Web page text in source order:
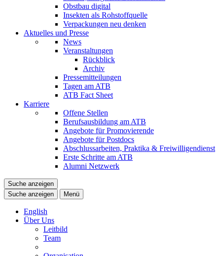
Obstbau digital
Insekten als Rohstoffquelle
Verpackungen neu denken
Aktuelles und Presse
News
Veranstaltungen
Rückblick
Archiv
Pressemitteilungen
Tagen am ATB
ATB Fact Sheet
Karriere
Offene Stellen
Berufsausbildung am ATB
Angebote für Promovierende
Angebote für Postdocs
Abschlussarbeiten, Praktika & Freiwilligendienst
Erste Schritte am ATB
Alumni Netzwerk
Suche anzeigen
Suche anzeigen
Menü
English
Über Uns
Leitbild
Team